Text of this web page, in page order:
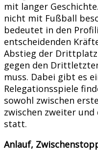
mit langer
nicht mit Fußball
bedeutet in den
entscheidenden
Abstieg der
gegen den
muss. Dabei gibt es
Relegationsspiele
sowohl zwischen
zwischen zweiter
statt.
Anlauf,